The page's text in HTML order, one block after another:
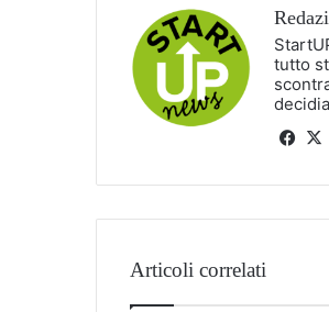
tutto
Articoli correlati